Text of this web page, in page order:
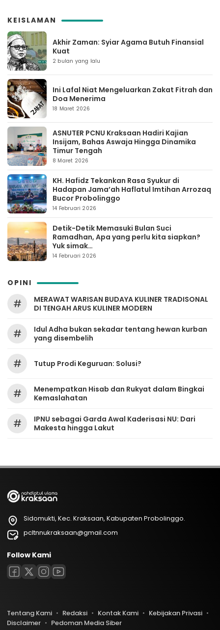
KEISLAMAN
Akhir Zaman: Syiar Agama Butuh Finansial
Kuat
2 bulan yang lalu
Ini Lafal Niat Mengeluarkan Zakat Fitrah dan
Doa Menerima
18 Maret 2026
ASNUTER PCNU Kraksaan Hadiri Kajian
Insijam, Bahas Aswaja Hingga Dinamika
Timur Tengah
8 Maret 2026
KH. Hafidz Tekankan Rasa Syukur di
Hadapan Jama’ah Haflatul Imtihan Arrozaq
Bucor Probolinggo
14 Februari 2026
Detik-Detik Memasuki Bulan Suci
Ramadhan, Apa yang perlu kita siapkan?
Yuk simak…
14 Februari 2026
OPINI
#
MERAWAT WARISAN BUDAYA KULINER TRADISONAL
DI TENGAH ARUS KULINER MODERN
#
Idul Adha bukan sekadar tentang hewan kurban
yang disembelih
# Tutup Prodi Keguruan: Solusi?
#
Menempatkan Hisab dan Rukyat dalam Bingkai
Kemaslahatan
#
IPNU sebagai Garda Awal Kaderisasi NU: Dari
Makesta hingga Lakut
Sidomukti, Kec. Kraksaan, Kabupaten Probolinggo.
pcltnnukraksaan@gmail.com
Follow Kami
Tentang Kami Redaksi Kontak Kami
Kebijakan Privasi
Disclaimer
Pedoman Media Siber